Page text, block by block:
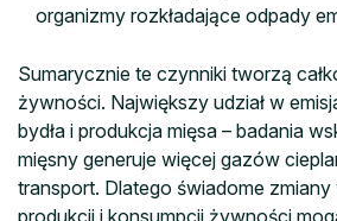
organizmy rozkładające odpady
Sumarycznie te czynniki tworzą
żywności. Największy udział w
bydła i produkcja mięsa – badania
mięsny generuje więcej gazów
transport. Dlatego świadome zmiany
produkcji i konsumpcji żywności